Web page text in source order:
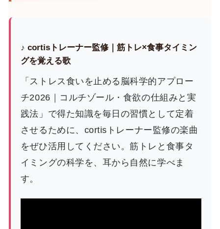
♪ cortisトレーナー監修｜筋トレ×食事タイミン
グを覚える歌
「ストレス食いを止める脳科学的アプロー
チ2026｜コルチゾール・食欲の仕組みと実
践法」で得た知識を毎日の習慣として定着
させるために、cortisトレーナー監修の楽曲
をぜひ活用してください。筋トレと食事タ
イミングの科学を、耳から自然に学べま
す。